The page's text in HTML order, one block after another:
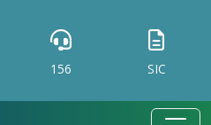
156 SIC